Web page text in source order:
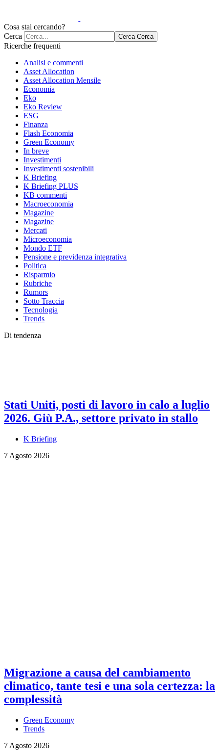
Cosa stai cercando?
Cerca
Cerca Cerca
Ricerche frequenti
Analisi e commenti
Asset Allocation
Asset Allocation Mensile
Economia
Eko
Eko Review
ESG
Finanza
Flash Economia
Green Economy
In breve
Investimenti
Investimenti sostenibili
K Briefing
K Briefing PLUS
KB commenti
Macroeconomia
Magazine
Magazine
Mercati
Microeconomia
Mondo ETF
Pensione e previdenza integrativa
Politica
Risparmio
Rubriche
Rumors
Sotto Traccia
Tecnologia
Trends
Di tendenza
Stati Uniti, posti di lavoro in calo a luglio
2026. Giù P.A., settore privato in stallo
K Briefing
7 Agosto 2026
Migrazione a causa del cambiamento
climatico, tante tesi e una sola certezza: la
complessità
Green Economy
Trends
7 Agosto 2026